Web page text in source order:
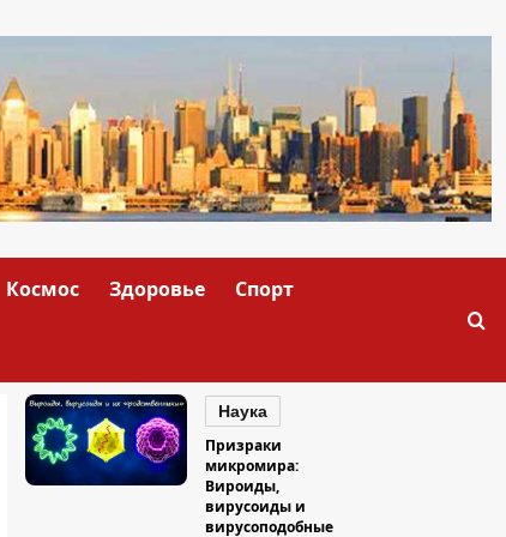
Космос Здоровье Спорт
Наука
Призраки
микромира:
Вироиды,
вирусоиды и
вирусоподобные